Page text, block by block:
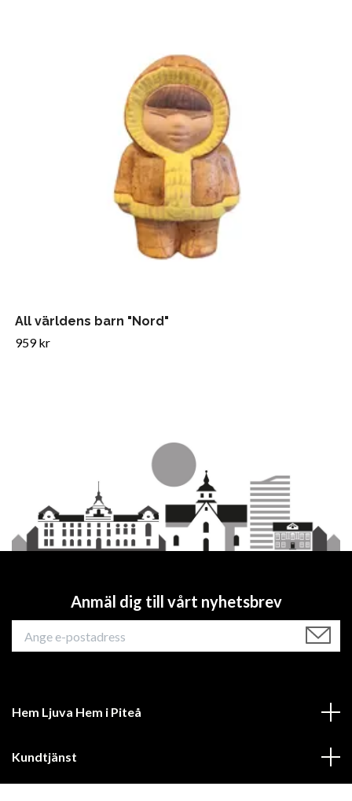
All världens barn "Nord"
959 kr
Anmäl dig till vårt nyhetsbrev
Hem Ljuva Hem i Piteå
Kundtjänst